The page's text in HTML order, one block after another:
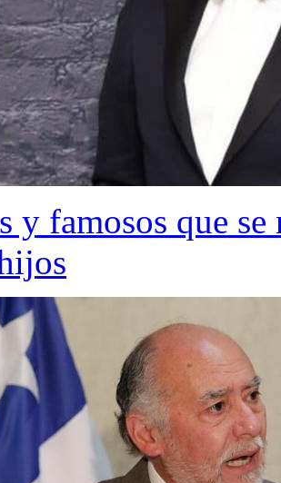
y famosos que